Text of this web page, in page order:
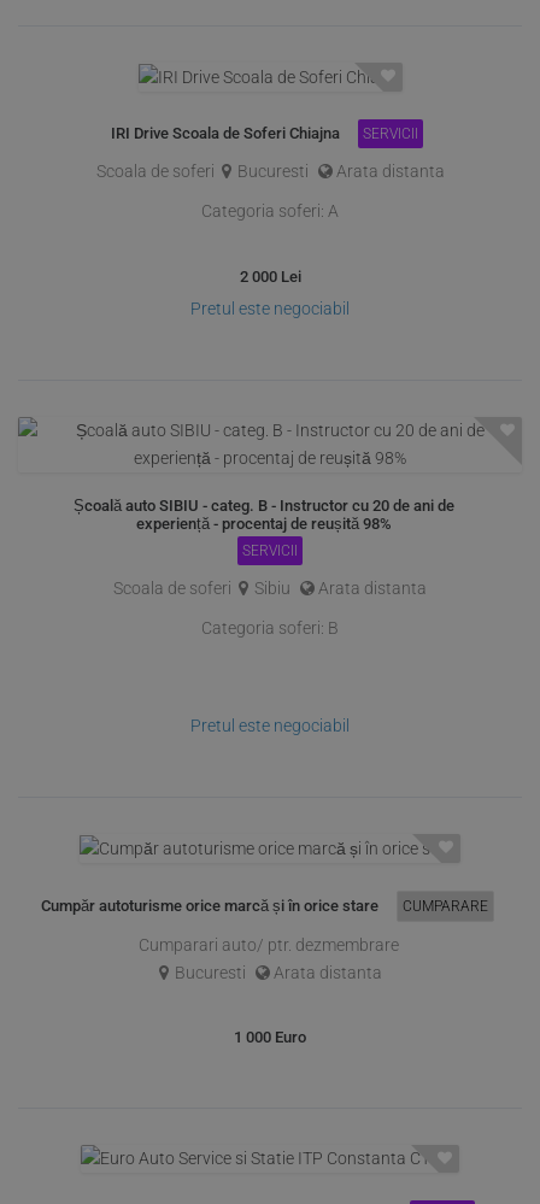
IRI Drive Scoala de Soferi Chiajna SERVICII
Scoala de soferi Bucuresti Arata distanta
Categoria soferi: A
2 000 Lei
Pretul este negociabil
Școală auto SIBIU - categ. B - Instructor cu 20 de ani de
experiență - procentaj de reușită 98%
SERVICII
Scoala de soferi Sibiu Arata distanta
Categoria soferi: B
Pretul este negociabil
Cumpăr autoturisme orice marcă și în orice stare CUMPARARE
Cumparari auto/ ptr. dezmembrare
Bucuresti
Arata distanta
1 000 Euro